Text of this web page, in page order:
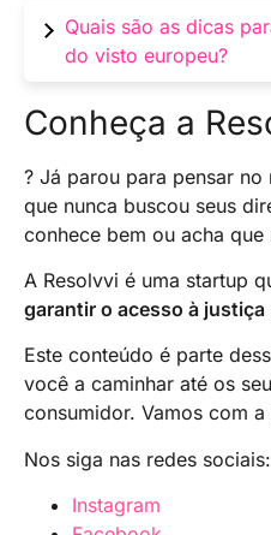
Prepare a
através dos
países que exigem o
Quais são as dicas
do visto europeu?
Tenha todos os
claro na entrevista e
Conheça a
? Já parou para pensar
que nunca buscou seus
conhece bem ou acha
A Resolvvi é uma startup
garantir o acesso à justiça
Este conteúdo é parte
você a caminhar até os
consumidor. Vamos com a
Nos siga nas redes sociais:
Instagram